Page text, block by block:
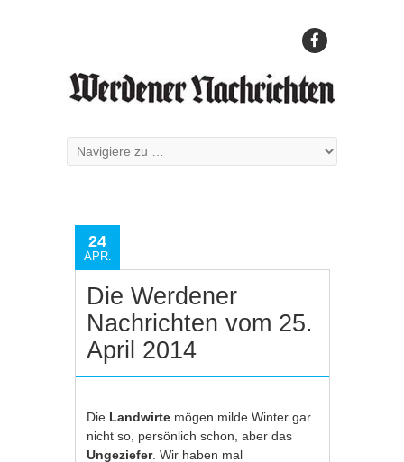
24
APR.
Die Werdener
Nachrichten vom 25.
April 2014
Die Landwirte mögen milde Winter gar
nicht so, persönlich schon, aber das
Ungeziefer. Wir haben mal